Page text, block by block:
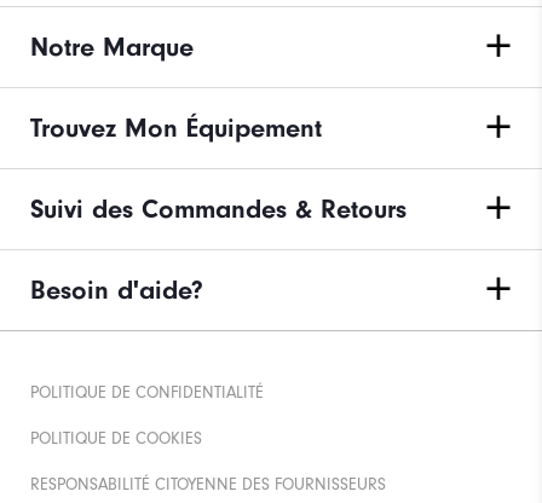
Notre Marque
Trouvez Mon Équipement
Suivi des Commandes & Retours
Besoin d'aide?
POLITIQUE DE CONFIDENTIALITÉ
POLITIQUE DE COOKIES
RESPONSABILITÉ CITOYENNE DES FOURNISSEURS